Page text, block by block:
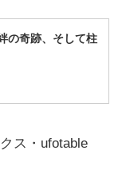
の奇跡、そして柱
ス・ufotable